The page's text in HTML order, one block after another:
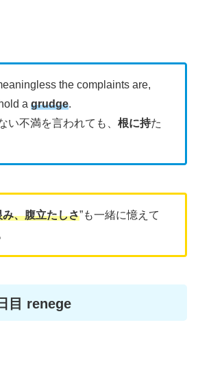
the complaints are,
a grudge.
い不満を言われても、 根に持た
、腹立たしさ”も一緒に憶えて
目 renege